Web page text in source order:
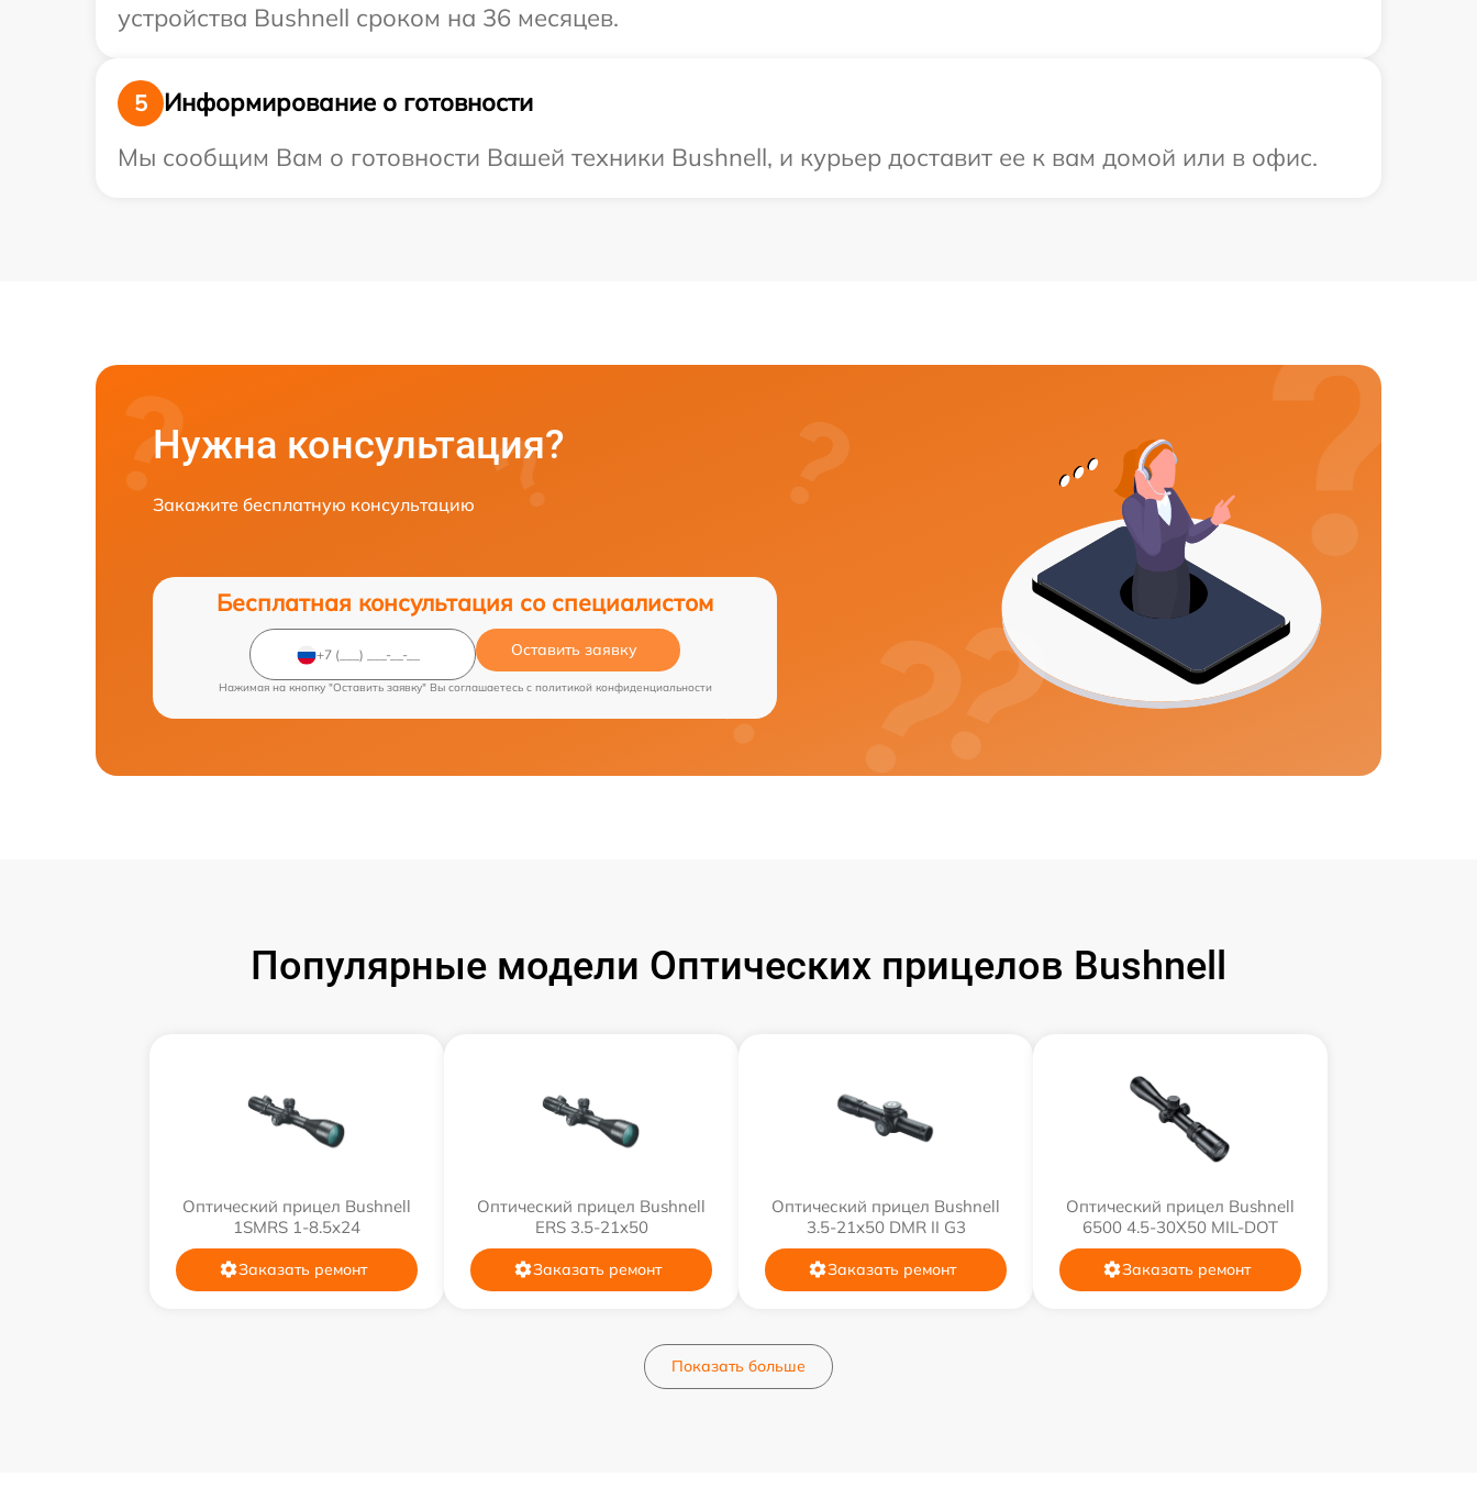
устройства Bushnell сроком на 36 месяцев.
5
Информирование о готовности
Мы сообщим Вам о готовности Вашей техники Bushnell, и курьер доставит ее к вам домой или в офис.
Нужна консультация?
Закажите бесплатную консультацию
Бесплатная консультация со специалистом
Оставить заявку
Нажимая на кнопку "Оставить заявку" Вы соглашаетесь c политикой конфиденциальности
Популярные модели Оптических прицелов Bushnell
Оптический прицел Bushnell
1SMRS 1-8.5x24
Заказать ремонт
Оптический прицел Bushnell
ERS 3.5-21x50
Заказать ремонт
Оптический прицел Bushnell
3.5-21x50 DMR II G3
Заказать ремонт
Оптический прицел Bushnell
6500 4.5-30X50 MIL-DOT
Заказать ремонт
Показать больше